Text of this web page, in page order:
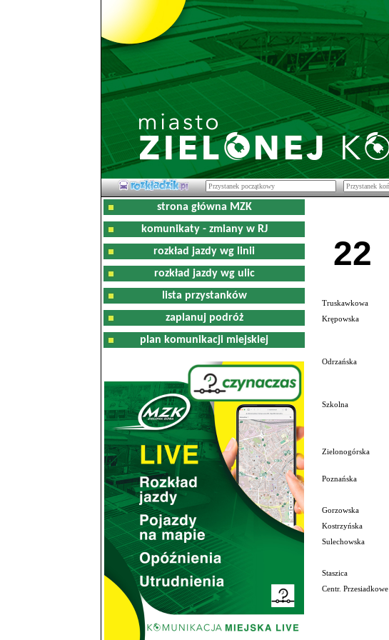
strona główna MZK
komunikaty - zmiany w RJ
rozkład jazdy wg linii
rozkład jazdy wg ulic
lista przystanków
zaplanuj podróż
plan komunikacji miejskiej
22
Truskawkowa
Krępowska
Odrzańska
Szkolna
Zielonogórska
Poznańska
Gorzowska
Kostrzyńska
Sulechowska
Staszica
Centr. Przesiadkowe